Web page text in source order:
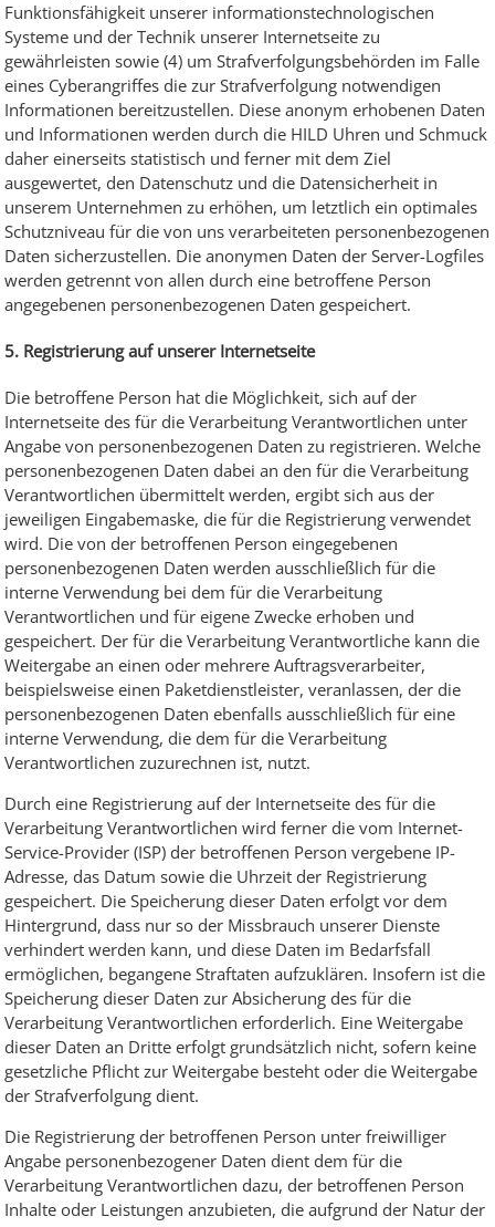
Funktionsfähigkeit unserer informationstechnologischen
Systeme und der Technik unserer Internetseite zu
gewährleisten sowie (4) um Strafverfolgungsbehörden im Falle
eines Cyberangriffes die zur Strafverfolgung notwendigen
Informationen bereitzustellen. Diese anonym erhobenen Daten
und Informationen werden durch die HILD Uhren und Schmuck
daher einerseits statistisch und ferner mit dem Ziel
ausgewertet, den Datenschutz und die Datensicherheit in
unserem Unternehmen zu erhöhen, um letztlich ein optimales
Schutzniveau für die von uns verarbeiteten personenbezogenen
Daten sicherzustellen. Die anonymen Daten der Server-Logfiles
werden getrennt von allen durch eine betroffene Person
angegebenen personenbezogenen Daten gespeichert.
5. Registrierung auf unserer Internetseite
Die betroffene Person hat die Möglichkeit, sich auf der
Internetseite des für die Verarbeitung Verantwortlichen unter
Angabe von personenbezogenen Daten zu registrieren. Welche
personenbezogenen Daten dabei an den für die Verarbeitung
Verantwortlichen übermittelt werden, ergibt sich aus der
jeweiligen Eingabemaske, die für die Registrierung verwendet
wird. Die von der betroffenen Person eingegebenen
personenbezogenen Daten werden ausschließlich für die
interne Verwendung bei dem für die Verarbeitung
Verantwortlichen und für eigene Zwecke erhoben und
gespeichert. Der für die Verarbeitung Verantwortliche kann die
Weitergabe an einen oder mehrere Auftragsverarbeiter,
beispielsweise einen Paketdienstleister, veranlassen, der die
personenbezogenen Daten ebenfalls ausschließlich für eine
interne Verwendung, die dem für die Verarbeitung
Verantwortlichen zuzurechnen ist, nutzt.
Durch eine Registrierung auf der Internetseite des für die
Verarbeitung Verantwortlichen wird ferner die vom Internet-
Service-Provider (ISP) der betroffenen Person vergebene IP-
Adresse, das Datum sowie die Uhrzeit der Registrierung
gespeichert. Die Speicherung dieser Daten erfolgt vor dem
Hintergrund, dass nur so der Missbrauch unserer Dienste
verhindert werden kann, und diese Daten im Bedarfsfall
ermöglichen, begangene Straftaten aufzuklären. Insofern ist die
Speicherung dieser Daten zur Absicherung des für die
Verarbeitung Verantwortlichen erforderlich. Eine Weitergabe
dieser Daten an Dritte erfolgt grundsätzlich nicht, sofern keine
gesetzliche Pflicht zur Weitergabe besteht oder die Weitergabe
der Strafverfolgung dient.
Die Registrierung der betroffenen Person unter freiwilliger
Angabe personenbezogener Daten dient dem für die
Verarbeitung Verantwortlichen dazu, der betroffenen Person
Inhalte oder Leistungen anzubieten, die aufgrund der Natur der